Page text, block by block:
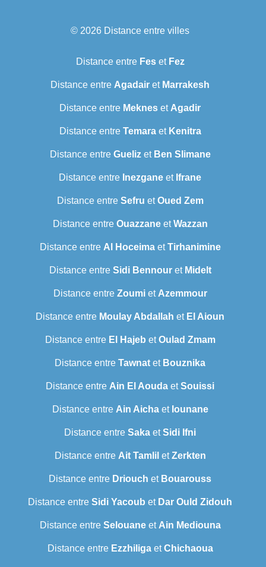
© 2026 Distance entre villes
Distance entre Feset Fez
Distance entre Agadair et Marrakesh
Distance entre Meknes et Agadir
Distance entre Temaraet Kenitra
Distance entre Guelizet Ben Slimane
Distance entre Inezgane et Ifrane
Distance entre Sefru etOued Zem
Distance entre OuazzaneetWazzan
Distance entre Al HoceimaetTirhanimine
Distance entre Sidi Bennouret Midelt
Distance entre Zoumiet Azemmour
Distance entre Moulay Abdallah et El Aioun
Distance entre El Hajeb etOulad Zmam
Distance entre Tawnat et Bouznika
Distance entre Ain El Aouda etSouissi
Distance entre Ain Aichaet Iounane
Distance entre Saka etSidi Ifni
Distance entre Ait Tamlil etZerkten
Distance entre Driouch et Bouarouss
Distance entre Sidi Yacoub et Dar Ould Zidouh
Distance entre Selouaneet Ain Mediouna
Distance entre EzzhiligaetChichaoua